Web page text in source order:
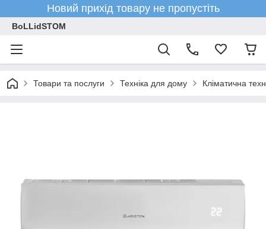
Новий прихід товару не пропустіть
BoLLidSTOM
Товари та послуги Техніка для дому Кліматична